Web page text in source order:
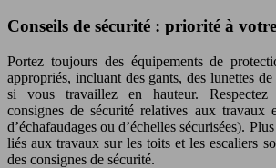
Conseils de sécurité : priorité à
Portez toujours des équipements de
appropriés, incluant des gants, des lunettes
si vous travaillez en hauteur. Respectez
consignes de sécurité relatives aux travaux
d’échafaudages ou d’échelles sécurisées).
liés aux travaux sur les toits et les escaliers
des consignes de sécurité.